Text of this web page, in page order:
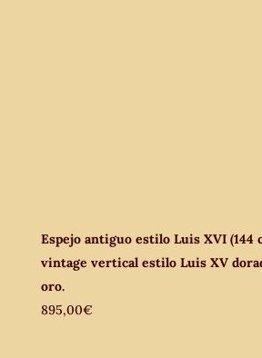
Espejo antiguo estilo Luis XVI (144
vintage vertical estilo Luis XV
oro.
895,00€